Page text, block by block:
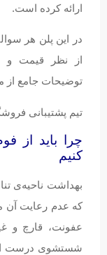
ارائه کرده است.
در این پلن هر
از نظر قیمت و
توضیحات جامع از
تیم پشتیبانی
چرا باید از
کنیم
بهداشت ناحیه‌ی
که عدم رعایت آن
عفونت، قارچ و
شستشوی درست